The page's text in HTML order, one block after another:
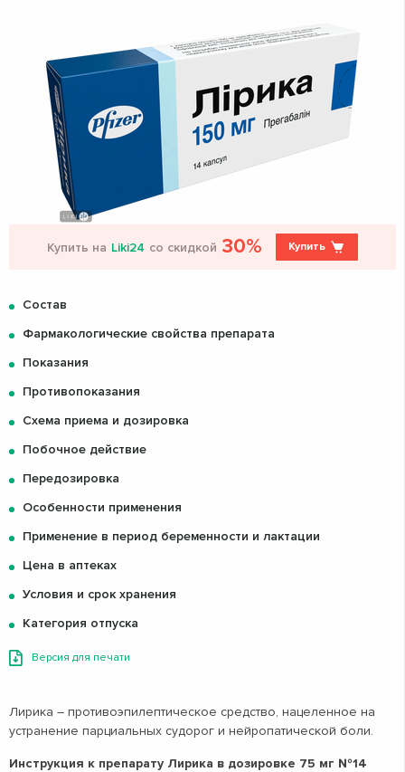
Состав
Фармакологические свойства препарата
Показания
Противопоказания
Схема приема и дозировка
Побочное действие
Передозировка
Особенности применения
Применение в период беременности и лактации
Цена в аптеках
Условия и срок хранения
Категория отпуска
Версия для печати
Купить на Liki24 со скидкой 30% Купить
Лирика – противоэпилептическое средство, нацеленное на
устранение парциальных судорог и нейропатической боли.
Инструкция к препарату Лирика в дозировке 75 мг №14